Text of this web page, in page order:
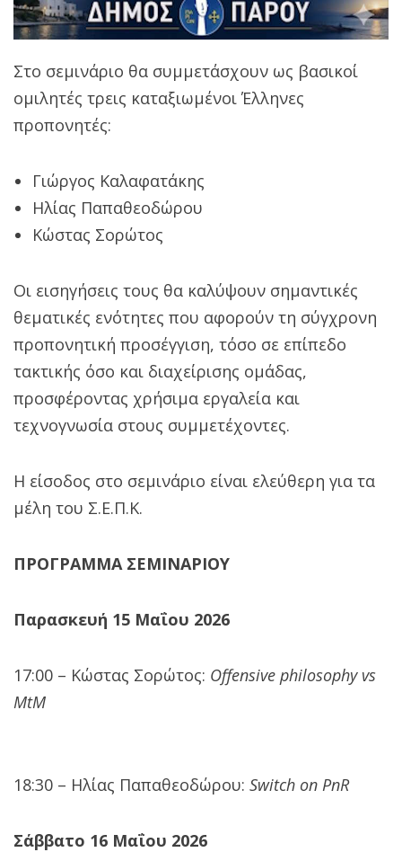
Στο σεμινάριο θα συμμετάσχουν ως βασικοί
ομιλητές τρεις καταξιωμένοι Έλληνες
προπονητές:
Γιώργος Καλαφατάκης
Ηλίας Παπαθεοδώρου
Κώστας Σορώτος
Οι εισηγήσεις τους θα καλύψουν σημαντικές
θεματικές ενότητες που αφορούν τη σύγχρονη
προπονητική προσέγγιση, τόσο σε επίπεδο
τακτικής όσο και διαχείρισης ομάδας,
προσφέροντας χρήσιμα εργαλεία και
τεχνογνωσία στους συμμετέχοντες.
Η είσοδος στο σεμινάριο είναι ελεύθερη για τα
μέλη του Σ.Ε.Π.Κ.
ΠΡΟΓΡΑΜΜΑ ΣΕΜΙΝΑΡΙΟΥ
Παρασκευή 15 Μαΐου 2026
17:00 – Κώστας Σορώτος: Offensive philosophy vs
MtM
18:30 – Ηλίας Παπαθεοδώρου: Switch on PnR
Σάββατο 16 Μαΐου 2026